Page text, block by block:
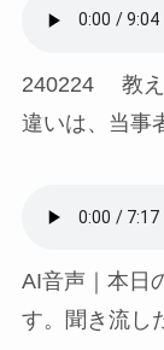
240224 教え
違いは、当事
AI音声｜本日
す。聞き流し